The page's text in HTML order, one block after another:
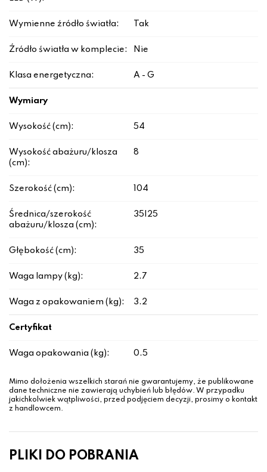
Wymienne źródło światła: Tak
Źródło światła w komplecie: Nie
Klasa energetyczna: A - G
Wymiary
Wysokość (cm): 54
Wysokość abażuru/klosza
(cm):
8
Szerokość (cm): 104
Średnica/szerokość
abażuru/klosza (cm):
35|25
Głębokość (cm): 35
Waga lampy (kg): 2.7
Waga z opakowaniem (kg): 3.2
Certyfikat
Waga opakowania (kg): 0.5
Mimo dołożenia wszelkich starań nie gwarantujemy, że publikowane
dane techniczne nie zawierają uchybień lub błędów. W przypadku
jakichkolwiek wątpliwości, przed podjęciem decyzji, prosimy o kontakt
z handlowcem.
PLIKI DO POBRANIA